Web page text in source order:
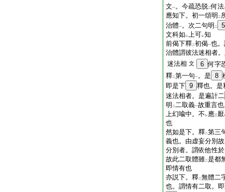
文一。今疏恐脱二何
應知下。初一頌明 二
治體一。次二句明 二
5
文科如 レ上可レ知
前偈下釋二初偈一也
治體謂彼法迷相者
迷法相 文 6 何字
釋二第一句一。是 8
即是下 9 釋也。是
迷法相者。是遍計二
明 二二取義一故重言
上幻喩中。不 レ應三厭
也
然如是下。釋二第三
義也。由虚妄分別
分別者。謂依他性於
故此二取體雖二是都
即情有也
亦説下。釋二無體二
也。謂情有二取。